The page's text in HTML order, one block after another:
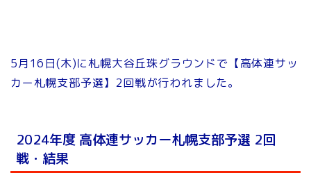
5月16日(木)に札幌大谷丘珠グラウンドで【高体連サッ
カー札幌支部予選】2回戦が行われました。
2024年度 高体連サッカー札幌支部予選 2回
戦・結果